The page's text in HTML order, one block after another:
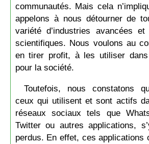
communautés. Mais cela
appelons à nous détourner de
variété d’industries avancées
scientifiques. Nous voulons au
en tirer profit, à les utiliser
pour la société.
Toutefois, nous constatons
ceux qui utilisent et sont actifs
réseaux sociaux tels que
Twitter ou autres applications,
perdus. En effet, ces applications